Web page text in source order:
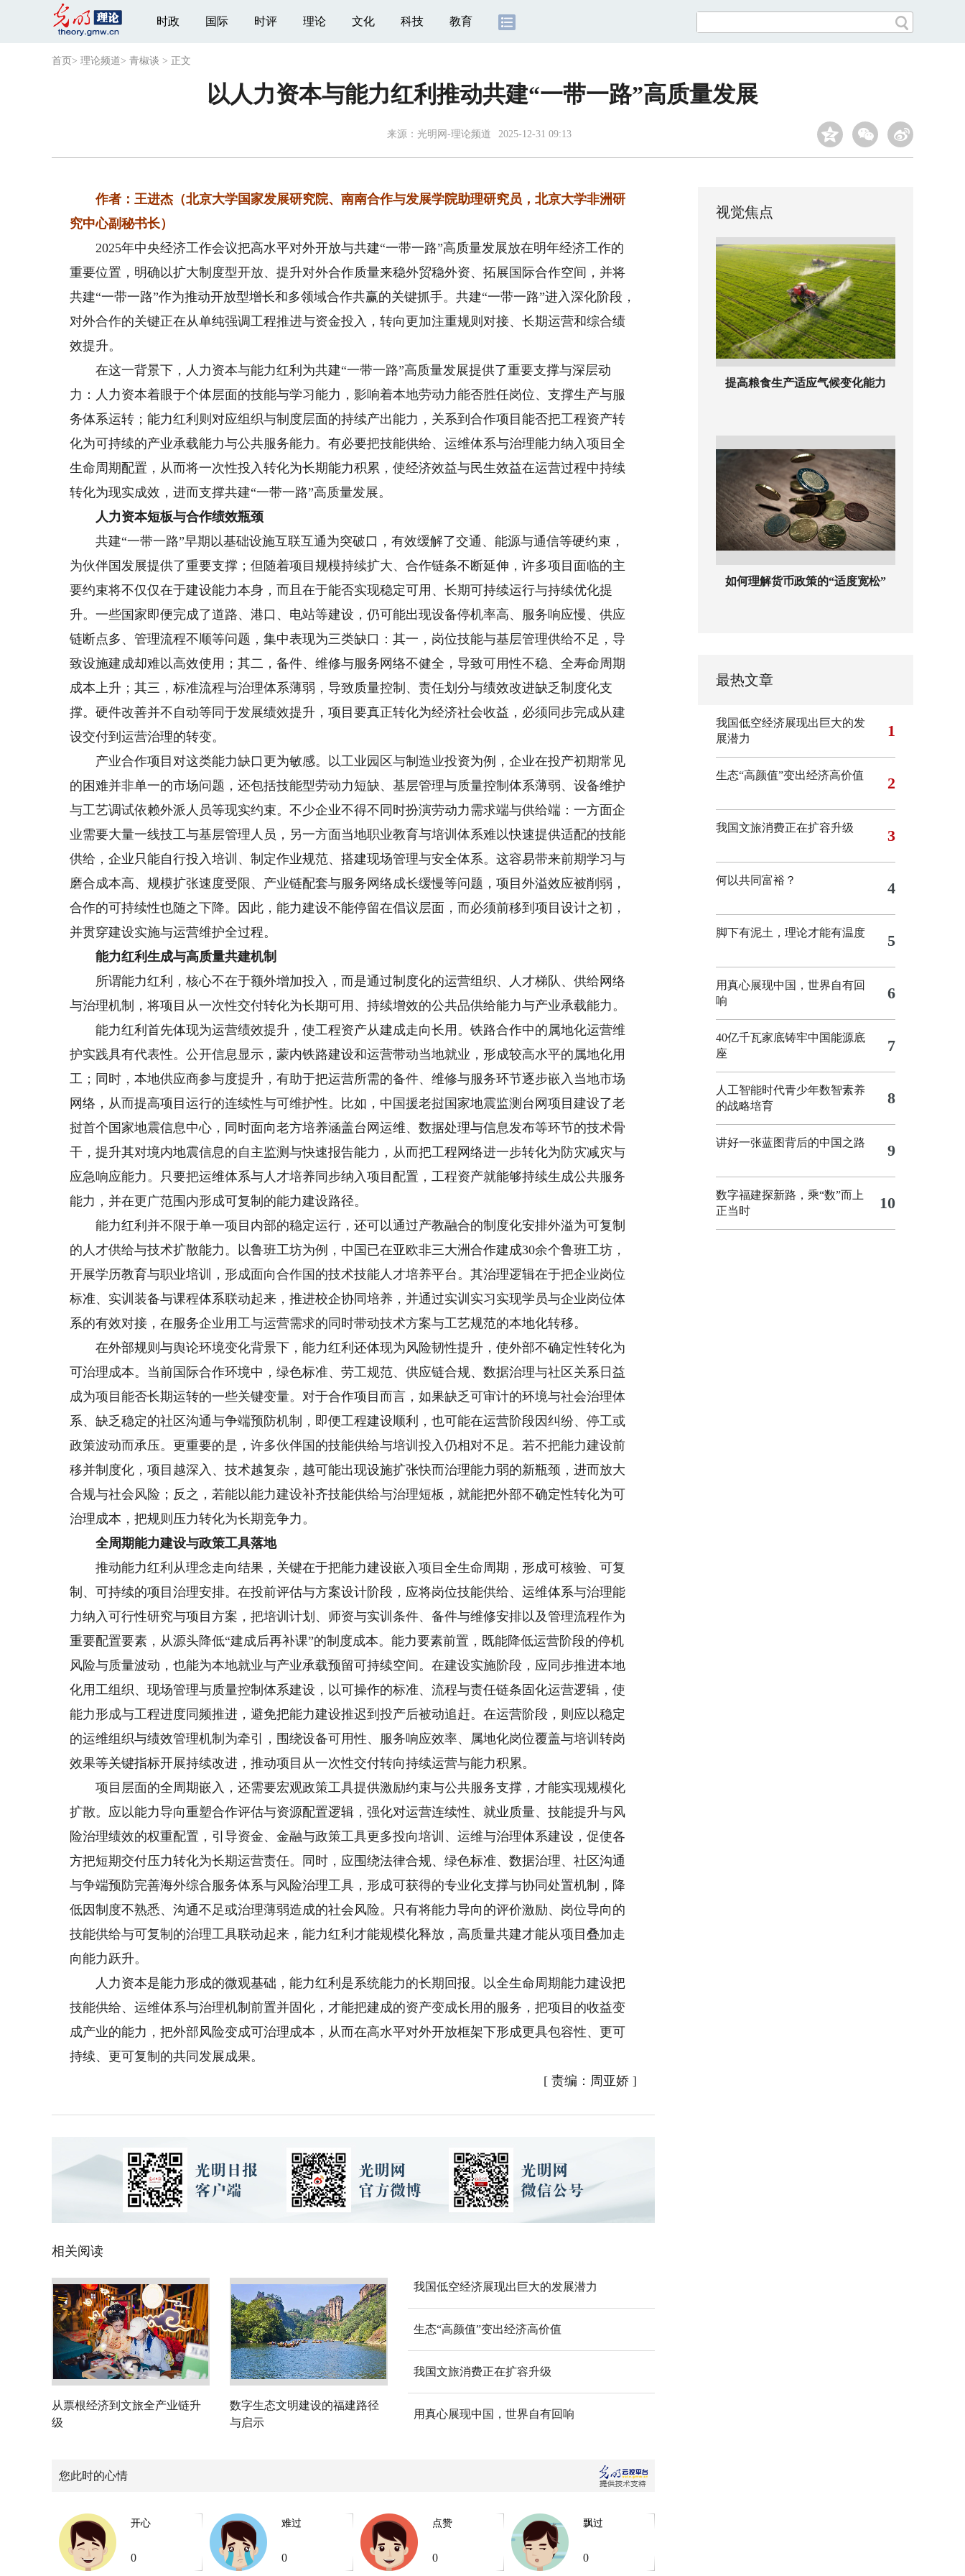
时政 国际 时评 理论 文化 科技 教育
首页 > 理论频道> 青椒谈 > 正文
以人力资本与能力红利推动共建“一带一路”高质量发展
来源： 光明网-理论频道 2025-12-31 09:13
作者：王进杰（北京大学国家发展研究院、南南合作与发展学院助理研究员，北京大学非洲研
究中心副秘书长）
2025年中央经济工作会议把高水平对外开放与共建“一带一路”高质量发展放在明年经济工作的
重要位置，明确以扩大制度型开放、提升对外合作质量来稳外贸稳外资、拓展国际合作空间，并将
共建“一带一路”作为推动开放型增长和多领域合作共赢的关键抓手。共建“一带一路”进入深化阶段，
对外合作的关键正在从单纯强调工程推进与资金投入，转向更加注重规则对接、长期运营和综合绩
效提升。
在这一背景下，人力资本与能力红利为共建“一带一路”高质量发展提供了重要支撑与深层动
力：人力资本着眼于个体层面的技能与学习能力，影响着本地劳动力能否胜任岗位、支撑生产与服
务体系运转；能力红利则对应组织与制度层面的持续产出能力，关系到合作项目能否把工程资产转
化为可持续的产业承载能力与公共服务能力。有必要把技能供给、运维体系与治理能力纳入项目全
生命周期配置，从而将一次性投入转化为长期能力积累，使经济效益与民生效益在运营过程中持续
转化为现实成效，进而支撑共建“一带一路”高质量发展。
人力资本短板与合作绩效瓶颈
共建“一带一路”早期以基础设施互联互通为突破口，有效缓解了交通、能源与通信等硬约束，
为伙伴国发展提供了重要支撑；但随着项目规模持续扩大、合作链条不断延伸，许多项目面临的主
要约束将不仅仅在于建设能力本身，而且在于能否实现稳定可用、长期可持续运行与持续优化提
升。一些国家即便完成了道路、港口、电站等建设，仍可能出现设备停机率高、服务响应慢、供应
链断点多、管理流程不顺等问题，集中表现为三类缺口：其一，岗位技能与基层管理供给不足，导
致设施建成却难以高效使用；其二，备件、维修与服务网络不健全，导致可用性不稳、全寿命周期
成本上升；其三，标准流程与治理体系薄弱，导致质量控制、责任划分与绩效改进缺乏制度化支
撑。硬件改善并不自动等同于发展绩效提升，项目要真正转化为经济社会收益，必须同步完成从建
设交付到运营治理的转变。
产业合作项目对这类能力缺口更为敏感。以工业园区与制造业投资为例，企业在投产初期常见
的困难并非单一的市场问题，还包括技能型劳动力短缺、基层管理与质量控制体系薄弱、设备维护
与工艺调试依赖外派人员等现实约束。不少企业不得不同时扮演劳动力需求端与供给端：一方面企
业需要大量一线技工与基层管理人员，另一方面当地职业教育与培训体系难以快速提供适配的技能
供给，企业只能自行投入培训、制定作业规范、搭建现场管理与安全体系。这容易带来前期学习与
磨合成本高、规模扩张速度受限、产业链配套与服务网络成长缓慢等问题，项目外溢效应被削弱，
合作的可持续性也随之下降。因此，能力建设不能停留在倡议层面，而必须前移到项目设计之初，
并贯穿建设实施与运营维护全过程。
能力红利生成与高质量共建机制
所谓能力红利，核心不在于额外增加投入，而是通过制度化的运营组织、人才梯队、供给网络
与治理机制，将项目从一次性交付转化为长期可用、持续增效的公共品供给能力与产业承载能力。
能力红利首先体现为运营绩效提升，使工程资产从建成走向长用。铁路合作中的属地化运营维
护实践具有代表性。公开信息显示，蒙内铁路建设和运营带动当地就业，形成较高水平的属地化用
工；同时，本地供应商参与度提升，有助于把运营所需的备件、维修与服务环节逐步嵌入当地市场
网络，从而提高项目运行的连续性与可维护性。比如，中国援老挝国家地震监测台网项目建设了老
挝首个国家地震信息中心，同时面向老方培养涵盖台网运维、数据处理与信息发布等环节的技术骨
干，提升其对境内地震信息的自主监测与快速报告能力，从而把工程网络进一步转化为防灾减灾与
应急响应能力。只要把运维体系与人才培养同步纳入项目配置，工程资产就能够持续生成公共服务
能力，并在更广范围内形成可复制的能力建设路径。
能力红利并不限于单一项目内部的稳定运行，还可以通过产教融合的制度化安排外溢为可复制
的人才供给与技术扩散能力。以鲁班工坊为例，中国已在亚欧非三大洲合作建成30余个鲁班工坊，
开展学历教育与职业培训，形成面向合作国的技术技能人才培养平台。其治理逻辑在于把企业岗位
标准、实训装备与课程体系联动起来，推进校企协同培养，并通过实训实习实现学员与企业岗位体
系的有效对接，在服务企业用工与运营需求的同时带动技术方案与工艺规范的本地化转移。
在外部规则与舆论环境变化背景下，能力红利还体现为风险韧性提升，使外部不确定性转化为
可治理成本。当前国际合作环境中，绿色标准、劳工规范、供应链合规、数据治理与社区关系日益
成为项目能否长期运转的一些关键变量。对于合作项目而言，如果缺乏可审计的环境与社会治理体
系、缺乏稳定的社区沟通与争端预防机制，即便工程建设顺利，也可能在运营阶段因纠纷、停工或
政策波动而承压。更重要的是，许多伙伴国的技能供给与培训投入仍相对不足。若不把能力建设前
移并制度化，项目越深入、技术越复杂，越可能出现设施扩张快而治理能力弱的新瓶颈，进而放大
合规与社会风险；反之，若能以能力建设补齐技能供给与治理短板，就能把外部不确定性转化为可
治理成本，把规则压力转化为长期竞争力。
全周期能力建设与政策工具落地
推动能力红利从理念走向结果，关键在于把能力建设嵌入项目全生命周期，形成可核验、可复
制、可持续的项目治理安排。在投前评估与方案设计阶段，应将岗位技能供给、运维体系与治理能
力纳入可行性研究与项目方案，把培训计划、师资与实训条件、备件与维修安排以及管理流程作为
重要配置要素，从源头降低“建成后再补课”的制度成本。能力要素前置，既能降低运营阶段的停机
风险与质量波动，也能为本地就业与产业承载预留可持续空间。在建设实施阶段，应同步推进本地
化用工组织、现场管理与质量控制体系建设，以可操作的标准、流程与责任链条固化运营逻辑，使
能力形成与工程进度同频推进，避免把能力建设推迟到投产后被动追赶。在运营阶段，则应以稳定
的运维组织与绩效管理机制为牵引，围绕设备可用性、服务响应效率、属地化岗位覆盖与培训转岗
效果等关键指标开展持续改进，推动项目从一次性交付转向持续运营与能力积累。
项目层面的全周期嵌入，还需要宏观政策工具提供激励约束与公共服务支撑，才能实现规模化
扩散。应以能力导向重塑合作评估与资源配置逻辑，强化对运营连续性、就业质量、技能提升与风
险治理绩效的权重配置，引导资金、金融与政策工具更多投向培训、运维与治理体系建设，促使各
方把短期交付压力转化为长期运营责任。同时，应围绕法律合规、绿色标准、数据治理、社区沟通
与争端预防完善海外综合服务体系与风险治理工具，形成可获得的专业化支撑与协同处置机制，降
低因制度不熟悉、沟通不足或治理薄弱造成的社会风险。只有将能力导向的评价激励、岗位导向的
技能供给与可复制的治理工具联动起来，能力红利才能规模化释放，高质量共建才能从项目叠加走
向能力跃升。
人力资本是能力形成的微观基础，能力红利是系统能力的长期回报。以全生命周期能力建设把
技能供给、运维体系与治理机制前置并固化，才能把建成的资产变成长用的服务，把项目的收益变
成产业的能力，把外部风险变成可治理成本，从而在高水平对外开放框架下形成更具包容性、更可
持续、更可复制的共同发展成果。
[ 责编：周亚娇 ]
相关阅读
从票根经济到文旅全产业链升
级
数字生态文明建设的福建路径
与启示
我国低空经济展现出巨大的发展潜力
生态“高颜值”变出经济高价值
我国文旅消费正在扩容升级
用真心展现中国，世界自有回响
您此时的心情
开心
0
难过
0
点赞
0
飘过
0
视觉焦点
提高粮食生产适应气候变化能力
如何理解货币政策的“适度宽松”
最热文章
我国低空经济展现出巨大的发
展潜力
1
生态“高颜值”变出经济高价值 2
我国文旅消费正在扩容升级 3
何以共同富裕？ 4
脚下有泥土，理论才能有温度 5
用真心展现中国，世界自有回
响
6
40亿千瓦家底铸牢中国能源底
座
7
人工智能时代青少年数智素养
的战略培育
8
讲好一张蓝图背后的中国之路 9
数字福建探新路，乘“数”而上
正当时
10